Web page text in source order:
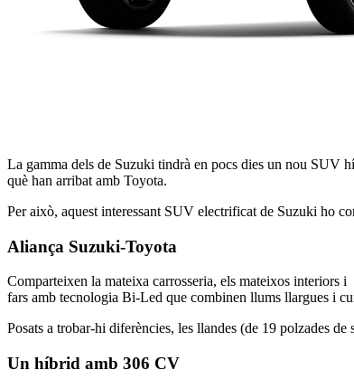
La gamma dels de Suzuki tindrà en pocs dies un nou SUV
què han arribat amb Toyota.
Per això, aquest interessant SUV electrificat de Suzuki ho
Aliança Suzuki-Toyota
Comparteixen la mateixa carrosseria, els mateixos interiors
fars amb tecnologia Bi-Led que combinen llums llargues i
Posats a trobar-hi diferències, les llandes (de 19 polzades
Un híbrid amb 306 CV